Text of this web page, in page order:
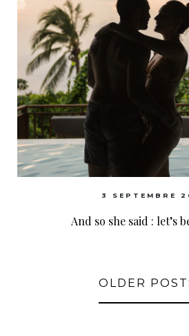
3 SEPTEMBRE
And so she said : let’s
OLDER